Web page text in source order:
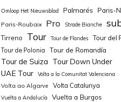
Omloop Het Nieuwsblad Palmarés Paris-
Paris-Roubaix Pro Strade Bianche
Tirreno Tour Tour de Flandes Tour del
Tour de Polonia Tour de Romandía
Tour de Suiza Tour Down Under
UAE Tour
Volta a la Comunitat Valenciana
Volta ao Algarve Volta Catalunya
Vuelta a Andalucía Vuelta a Burgos